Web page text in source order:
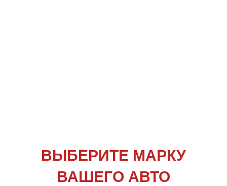
ВЫБЕРИТЕ МАРКУ
ВАШЕГО АВТО